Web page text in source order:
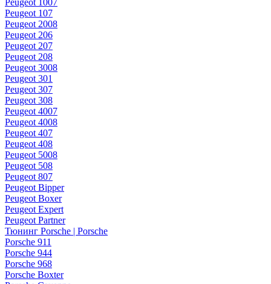
Peugeot 1007
Peugeot 107
Peugeot 2008
Peugeot 206
Peugeot 207
Peugeot 208
Peugeot 3008
Peugeot 301
Peugeot 307
Peugeot 308
Peugeot 4007
Peugeot 4008
Peugeot 407
Peugeot 408
Peugeot 5008
Peugeot 508
Peugeot 807
Peugeot Bipper
Peugeot Boxer
Peugeot Expert
Peugeot Partner
Тюнинг Porsche | Porsche
Porsche 911
Porsche 944
Porsche 968
Porsche Boxter